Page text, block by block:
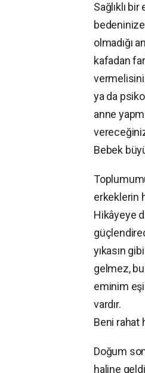
Sağlıklı
olmadığı
kafadan
ya da
anne
Bebek
erkeklerin
Hikâyeye
yıkasın
gelmez,
eminim
vardır.
Beni rahat
Doğum
haline